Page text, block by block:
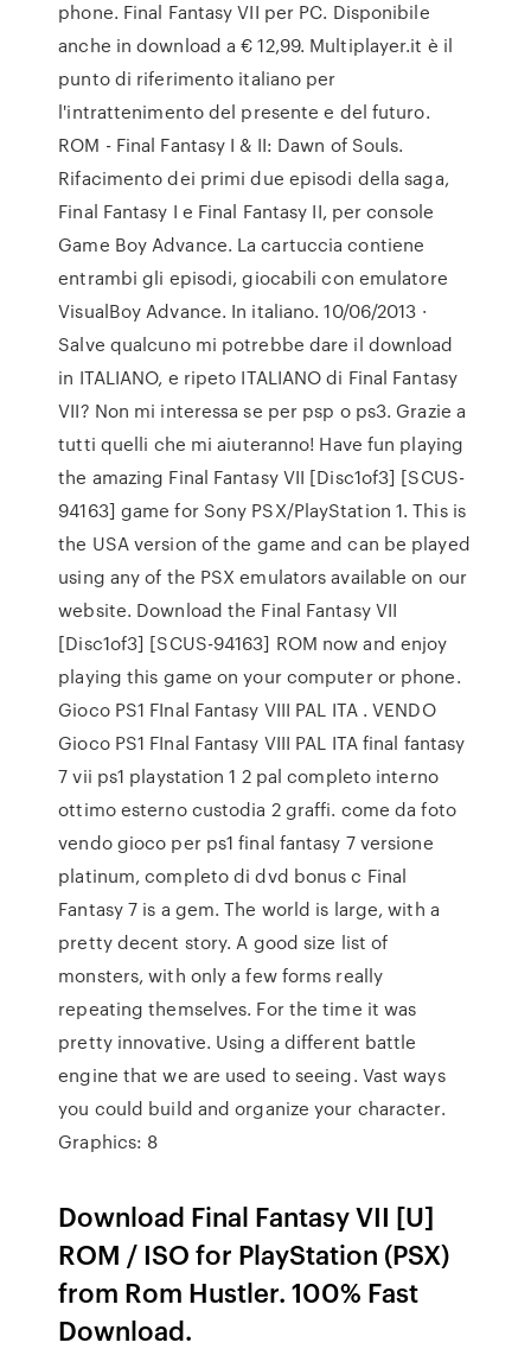
phone. Final Fantasy VII per PC. Disponibile
anche in download a € 12,99. Multiplayer.it è il
punto di riferimento italiano per
l'intrattenimento del presente e del futuro.
ROM - Final Fantasy I & II: Dawn of Souls.
Rifacimento dei primi due episodi della saga,
Final Fantasy I e Final Fantasy II, per console
Game Boy Advance. La cartuccia contiene
entrambi gli episodi, giocabili con emulatore
VisualBoy Advance. In italiano. 10/06/2013 ·
Salve qualcuno mi potrebbe dare il download
in ITALIANO, e ripeto ITALIANO di Final Fantasy
VII? Non mi interessa se per psp o ps3. Grazie a
tutti quelli che mi aiuteranno! Have fun playing
the amazing Final Fantasy VII [Disc1of3] [SCUS-
94163] game for Sony PSX/PlayStation 1. This is
the USA version of the game and can be played
using any of the PSX emulators available on our
website. Download the Final Fantasy VII
[Disc1of3] [SCUS-94163] ROM now and enjoy
playing this game on your computer or phone.
Gioco PS1 FInal Fantasy VIII PAL ITA . VENDO
Gioco PS1 FInal Fantasy VIII PAL ITA final fantasy
7 vii ps1 playstation 1 2 pal completo interno
ottimo esterno custodia 2 graffi. come da foto
vendo gioco per ps1 final fantasy 7 versione
platinum, completo di dvd bonus c Final
Fantasy 7 is a gem. The world is large, with a
pretty decent story. A good size list of
monsters, with only a few forms really
repeating themselves. For the time it was
pretty innovative. Using a different battle
engine that we are used to seeing. Vast ways
you could build and organize your character.
Graphics: 8
Download Final Fantasy VII [U]
ROM / ISO for PlayStation (PSX)
from Rom Hustler. 100% Fast
Download.